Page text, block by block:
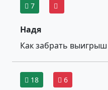
7
Надя
Как забрать
18 6